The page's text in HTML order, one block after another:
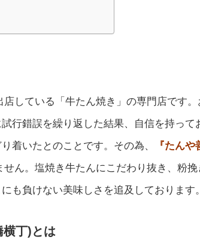
している「牛たん焼き」の専門店です。
行錯誤を繰り返した結果、自信を持って
着いたとのことです。その為、 『たんや
ん。塩焼き牛たんにこだわり抜き、粉挽
も負けない美味しさを追及しております。
横丁)とは